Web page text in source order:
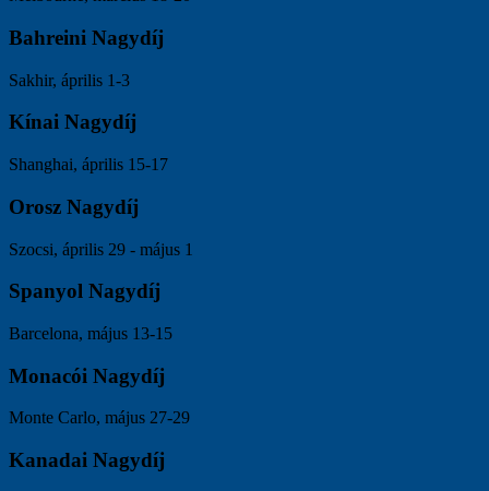
Bahreini Nagydíj
Sakhir, április 1-3
Kínai Nagydíj
Shanghai, április 15-17
Orosz Nagydíj
Szocsi, április 29 - május 1
Spanyol Nagydíj
Barcelona, május 13-15
Monacói Nagydíj
Monte Carlo, május 27-29
Kanadai Nagydíj